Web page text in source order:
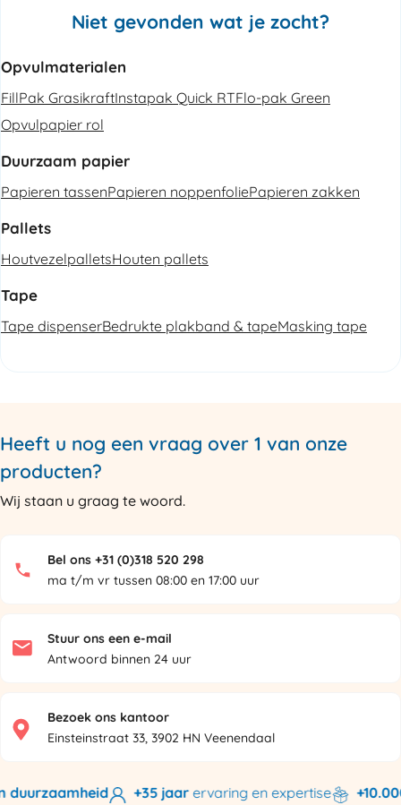
Niet gevonden wat je zocht?
Opvulmaterialen
FillPak GrasikraftInstapak Quick RTFlo-pak Green
Opvulpapier rol
Duurzaam papier
Papieren tassenPapieren noppenfoliePapieren zakken
Pallets
HoutvezelpalletsHouten pallets
Tape
Tape dispenserBedrukte plakband & tapeMasking tape
Heeft u nog een vraag over 1 van onze
producten?
Wij staan u graag te woord.
Bel ons +31 (0)318 520 298
ma t/m vr tussen 08:00 en 17:00 uur
Stuur ons een e-mail
Antwoord binnen 24 uur
Bezoek ons kantoor
Einsteinstraat 33, 3902 HN Veenendaal
+35 jaarervaring en expertise